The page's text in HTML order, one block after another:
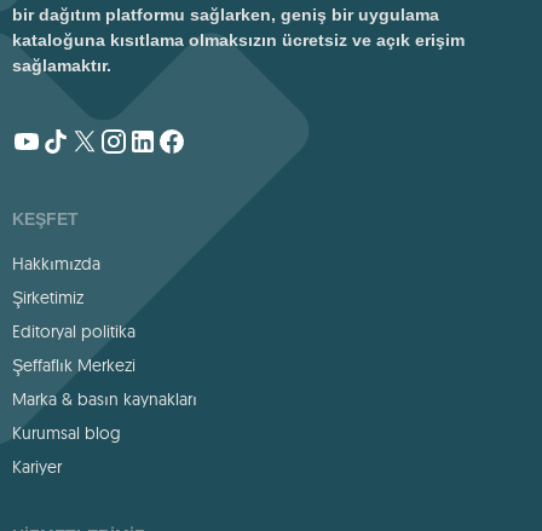
bir dağıtım platformu sağlarken, geniş bir uygulama
kataloğuna kısıtlama olmaksızın ücretsiz ve açık erişim
sağlamaktır.
KEŞFET
Hakkımızda
Şirketimiz
Editoryal politika
Şeffaflık Merkezi
Marka & basın kaynakları
Kurumsal blog
Kariyer